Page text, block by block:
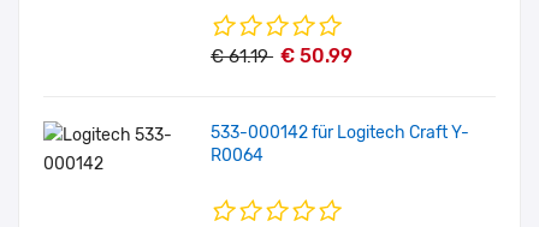
€ 61.19 € 50.99
533-000142 für Logitech Craft Y-
R0064